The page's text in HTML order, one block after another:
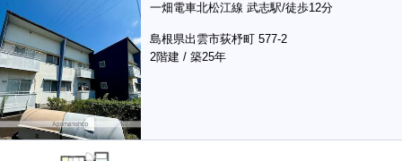
一畑電車北松江線 武志駅/徒歩12分
島根県出雲市荻杼町 577-2
2階建 / 築25年